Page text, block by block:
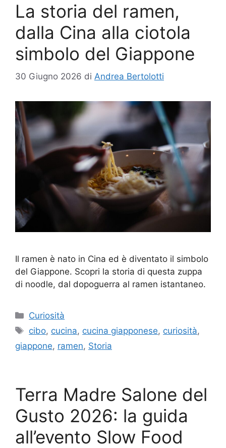
La storia del ramen,
dalla Cina alla ciotola
simbolo del Giappone
30 Giugno 2026 di Andrea Bertolotti
Il ramen è nato in Cina ed è diventato il simbolo
del Giappone. Scopri la storia di questa zuppa
di noodle, dal dopoguerra al ramen istantaneo.
Categorie
Curiosità
Tag
cibo, cucina, cucina giapponese, curiosità,
giappone, ramen, Storia
Terra Madre Salone del
Gusto 2026: la guida
all’evento Slow Food